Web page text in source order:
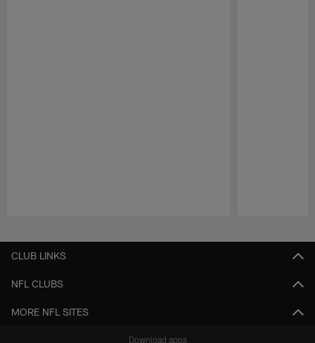
CLUB LINKS
NFL CLUBS
MORE NFL SITES
Download apps